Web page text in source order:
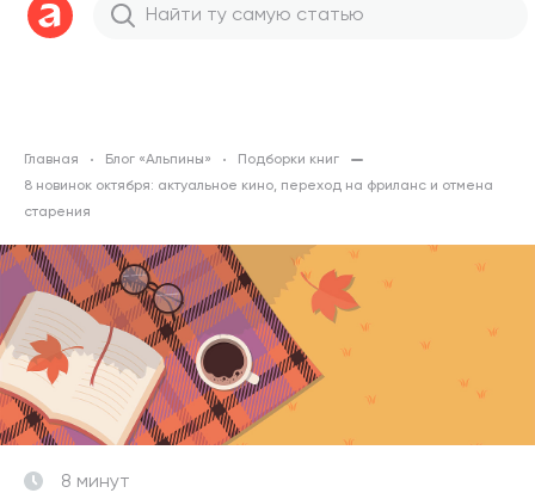
Главная Блог «Альпины»
Подборки книг
8 новинок октября: актуальное кино, переход на фриланс и отмена
старения
8 минут